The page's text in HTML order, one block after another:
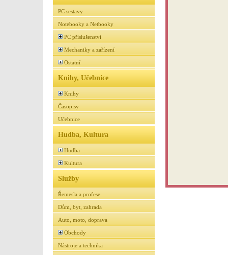
PC sestavy
Notebooky a Netbooky
PC příslušenství
Mechaniky a zařízení
Ostatní
Knihy, Učebnice
Knihy
Časopisy
Učebnice
Hudba, Kultura
Hudba
Kultura
Služby
Řemesla a profese
Dům, byt, zahrada
Auto, moto, doprava
Obchody
Nástroje a technika